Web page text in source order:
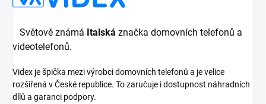
Světově známá Italská značka domovních telefonů a
videotelefonů.
Videx je špička mezi výrobci domovních telefonů a je velice
rozšířená v České republice. To zaručuje i dostupnost náhradních
dílů a garanci podpory.